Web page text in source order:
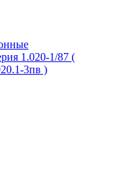
1.020-1/87 (
3пв )